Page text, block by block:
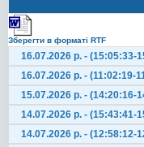
Зберегти в форматі RTF
16.07.2026 р. - (15:05:33-
16.07.2026 р. - (11:02:19-
15.07.2026 р. - (14:20:16-
14.07.2026 р. - (15:43:41-
14.07.2026 р. - (12:58:12-